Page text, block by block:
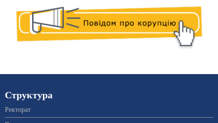
Структура
Ректорат